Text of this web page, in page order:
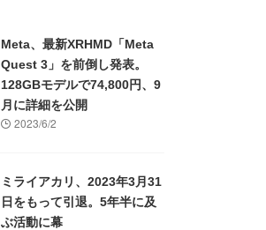
Meta、最新XRHMD「Meta
Quest 3」を前倒し発表。
128GBモデルで74,800円、9
月に詳細を公開
2023/6/2
ミライアカリ、2023年3月31
日をもって引退。5年半に及
ぶ活動に幕